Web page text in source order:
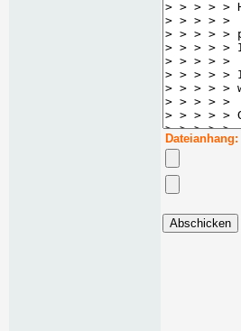
Dateianhang: